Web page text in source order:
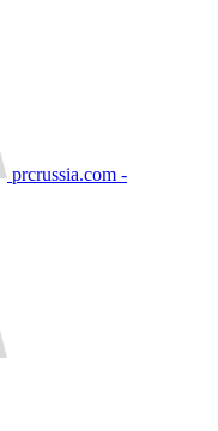
prcrussia.com -